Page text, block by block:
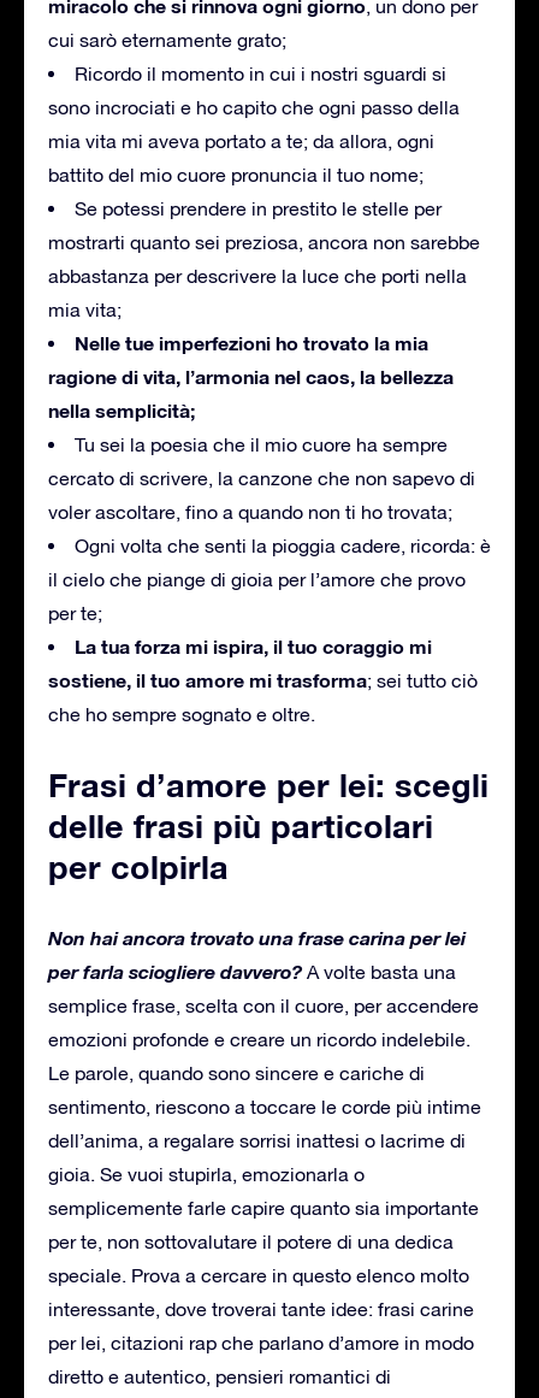
miracolo che si rinnova ogni giorno, un dono per
cui sarò eternamente grato;
Ricordo il momento in cui i nostri sguardi si
sono incrociati e ho capito che ogni passo della
mia vita mi aveva portato a te; da allora, ogni
battito del mio cuore pronuncia il tuo nome;
Se potessi prendere in prestito le stelle per
mostrarti quanto sei preziosa, ancora non sarebbe
abbastanza per descrivere la luce che porti nella
mia vita;
Nelle tue imperfezioni ho trovato la mia
ragione di vita, l’armonia nel caos, la bellezza
nella semplicità;
Tu sei la poesia che il mio cuore ha sempre
cercato di scrivere, la canzone che non sapevo di
voler ascoltare, fino a quando non ti ho trovata;
Ogni volta che senti la pioggia cadere, ricorda: è
il cielo che piange di gioia per l’amore che provo
per te;
La tua forza mi ispira, il tuo coraggio mi
sostiene, il tuo amore mi trasforma; sei tutto ciò
che ho sempre sognato e oltre.
Frasi d’amore per lei: scegli
delle frasi più particolari
per colpirla
Non hai ancora trovato una frase carina per lei
per farla sciogliere davvero? A volte basta una
semplice frase, scelta con il cuore, per accendere
emozioni profonde e creare un ricordo indelebile.
Le parole, quando sono sincere e cariche di
sentimento, riescono a toccare le corde più intime
dell’anima, a regalare sorrisi inattesi o lacrime di
gioia. Se vuoi stupirla, emozionarla o
semplicemente farle capire quanto sia importante
per te, non sottovalutare il potere di una dedica
speciale. Prova a cercare in questo elenco molto
interessante, dove troverai tante idee: frasi carine
per lei, citazioni rap che parlano d’amore in modo
diretto e autentico, pensieri romantici di